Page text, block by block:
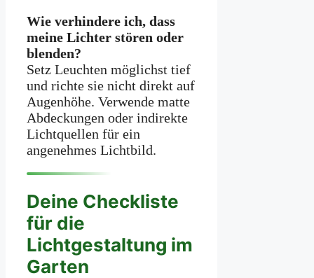
Wie verhindere ich, dass
meine Lichter stören oder
blenden?
Setz Leuchten möglichst tief
und richte sie nicht direkt auf
Augenhöhe. Verwende matte
Abdeckungen oder indirekte
Lichtquellen für ein
angenehmes Lichtbild.
Deine Checkliste
für die
Lichtgestaltung im
Garten